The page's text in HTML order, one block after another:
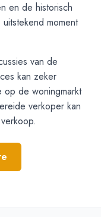
en de historisch
moment
van de
kan zeker
op de woningmarkt
verkoper kan